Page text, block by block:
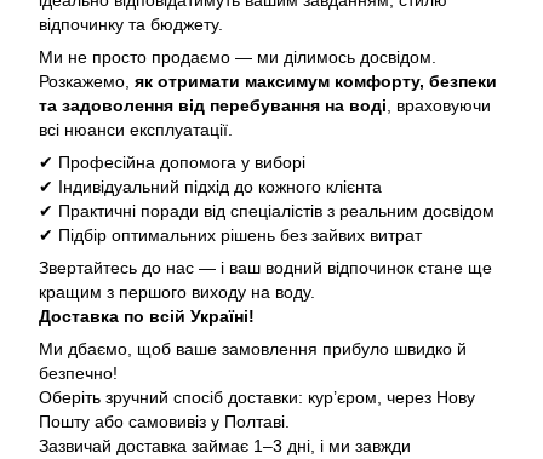
відпочинку та бюджету.
Ми не просто продаємо — ми ділимось досвідом.
Розкажемо, як отримати максимум комфорту, безпеки
та задоволення від перебування на воді , враховуючи
всі нюанси експлуатації.
✔ Професійна допомога у виборі
✔ Індивідуальний підхід до кожного клієнта
✔ Практичні поради від спеціалістів з реальним досвідом
✔ Підбір оптимальних рішень без зайвих витрат
Звертайтесь до нас — і ваш водний відпочинок стане ще
кращим з першого виходу на воду.
Доставка по всій Україні!
Ми дбаємо, щоб ваше замовлення прибуло швидко й
безпечно!
Оберіть зручний спосіб доставки: кур’єром, через Нову
Пошту або самовивіз у Полтаві.
Зазвичай доставка займає 1–3 дні, і ми завжди